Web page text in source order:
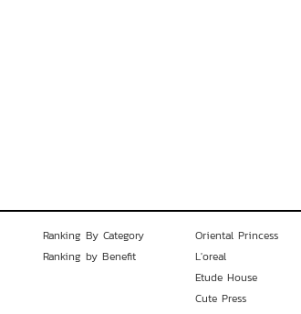
Ranking By Category
Ranking by Benefit
Oriental Princess
L'oreal
Etude House
Cute Press